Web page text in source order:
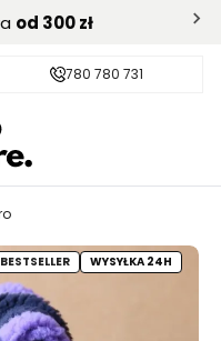
od 300 zł
dostawa od 300 zł
780 780 731
BESTSELLER WYSYŁKA 24H